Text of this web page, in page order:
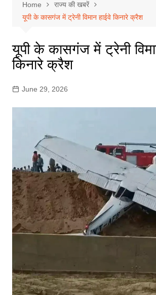
Home
राज्य की खबरें
यूपी के कासगंज में ट्रेनी विमान हाईवे किनारे क्रैश
यूपी के कासगंज में ट्रेनी
किनारे क्रैश
June 29, 2026